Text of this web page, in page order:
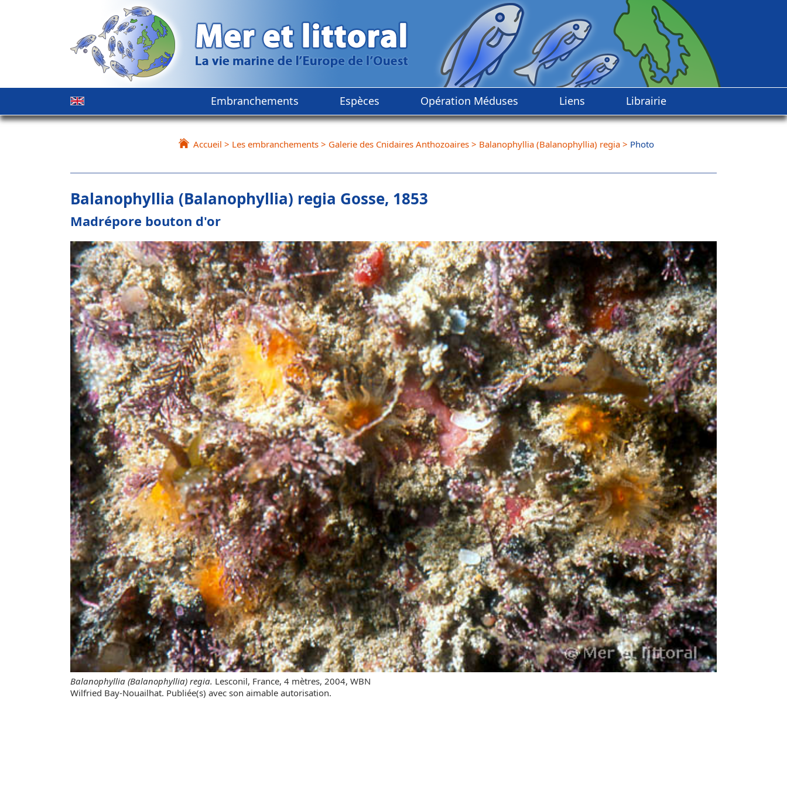
Embranchements Espèces Opération Méduses Liens Librairie
Accueil > Les embranchements > Galerie des Cnidaires Anthozoaires > Balanophyllia (Balanophyllia) regia > Photo
Balanophyllia (Balanophyllia) regia Gosse, 1853
Madrépore bouton d'or
Balanophyllia (Balanophyllia) regia. Lesconil, France, 4 mètres, 2004, WBN
Wilfried Bay-Nouailhat. Publiée(s) avec son aimable autorisation.